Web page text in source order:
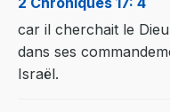
car il cherchait le
dans ses
Israël.